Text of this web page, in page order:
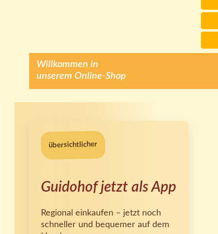
Willkommen in
unserem Online-Shop
übersichtlicher
Guidohof jetzt als App
Regional einkaufen – jetzt noch
schneller und bequemer auf dem